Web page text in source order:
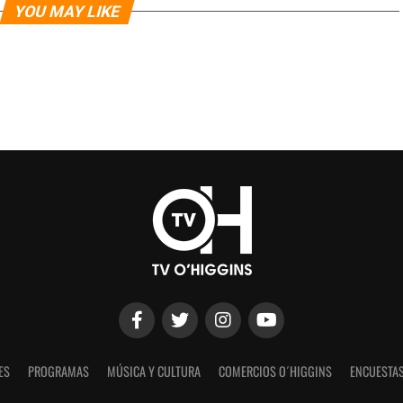
YOU MAY LIKE
PROGRAMAS MÚSICA Y CULTURA COMERCIOS O´HIGGINS